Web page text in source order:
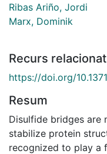
Ribas Ariño, Jordi
Marx, Dominik
Recurs relacionat
https://doi.org/
Resum
Disulfide bridges are
stabilize protein
recognized to play a